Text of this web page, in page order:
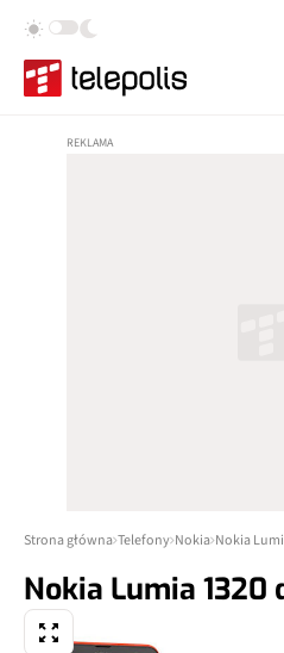
Strona główna Telefony Nokia Nokia
Nokia Lumia 1320